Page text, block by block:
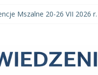
Mszalne 20-26 VII 2026 r.
parafialne 26 VII 2026 r.